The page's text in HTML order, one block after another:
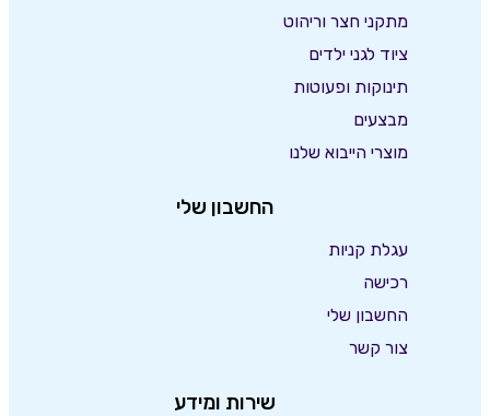
מתקני חצר וריהוט
ציוד לגני ילדים
תינוקות ופעוטות
מבצעים
מוצרי הייבוא שלנו
החשבון שלי
עגלת קניות
רכישה
החשבון שלי
צור קשר
שירות ומידע